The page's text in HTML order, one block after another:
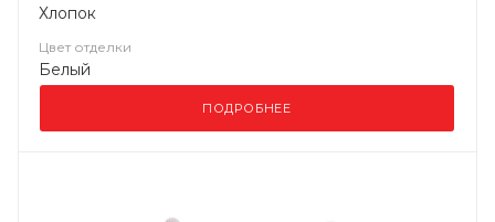
Хлопок
Цвет отделки
Белый
ПОДРОБНЕЕ